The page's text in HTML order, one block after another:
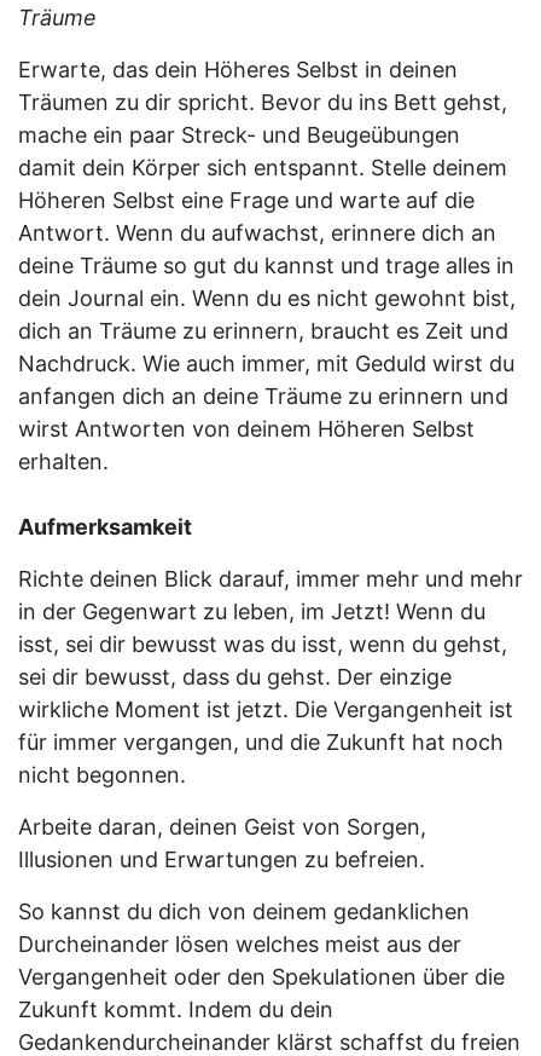
Träume
Erwarte, das dein Höheres Selbst in deinen
Träumen zu dir spricht. Bevor du ins Bett gehst,
mache ein paar Streck- und Beugeübungen
damit dein Körper sich entspannt. Stelle deinem
Höheren Selbst eine Frage und warte auf die
Antwort. Wenn du aufwachst, erinnere dich an
deine Träume so gut du kannst und trage alles in
dein Journal ein. Wenn du es nicht gewohnt bist,
dich an Träume zu erinnern, braucht es Zeit und
Nachdruck. Wie auch immer, mit Geduld wirst du
anfangen dich an deine Träume zu erinnern und
wirst Antworten von deinem Höheren Selbst
erhalten.
Aufmerksamkeit
Richte deinen Blick darauf, immer mehr und mehr
in der Gegenwart zu leben, im Jetzt! Wenn du
isst, sei dir bewusst was du isst, wenn du gehst,
sei dir bewusst, dass du gehst. Der einzige
wirkliche Moment ist jetzt. Die Vergangenheit ist
für immer vergangen, und die Zukunft hat noch
nicht begonnen.
Arbeite daran, deinen Geist von Sorgen,
Illusionen und Erwartungen zu befreien.
So kannst du dich von deinem gedanklichen
Durcheinander lösen welches meist aus der
Vergangenheit oder den Spekulationen über die
Zukunft kommt. Indem du dein
Gedankendurcheinander klärst schaffst du freien